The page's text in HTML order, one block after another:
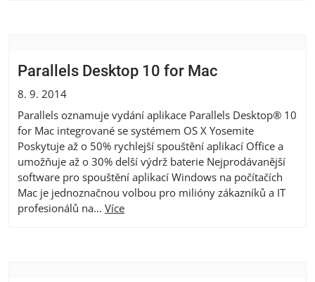
Parallels Desktop 10 for Mac
8. 9. 2014
Parallels oznamuje vydání aplikace Parallels Desktop® 10
for Mac integrované se systémem OS X Yosemite
Poskytuje až o 50% rychlejší spouštění aplikací Office a
umožňuje až o 30% delší výdrž baterie Nejprodávanější
software pro spouštění aplikací Windows na počítačích
Mac je jednoznačnou volbou pro milióny zákazníků a IT
profesionálů na... Více